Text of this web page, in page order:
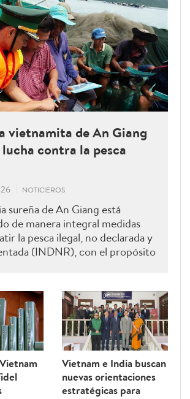
vietnamita de An Giang
contra la pesca
NOTICIEROS
sureña de An Giang está
de manera integral medidas
la pesca ilegal, no declarada y
(INDNR), con el propósito
de la “tarjeta amarilla” impuesta
Europea y reforzar el
sector pesquero vietnamita.
Vietnam e India buscan
nuevas orientaciones
estratégicas para